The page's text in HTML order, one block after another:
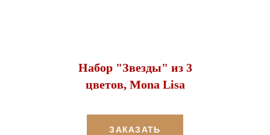
Набор "Звезды" из 3
цветов, Mona Lisa
ЗАКАЗАТЬ